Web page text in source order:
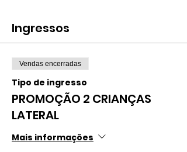
Ingressos
Vendas encerradas
Tipo de ingresso
PROMOÇÃO 2 CRIANÇAS
LATERAL
Mais informações